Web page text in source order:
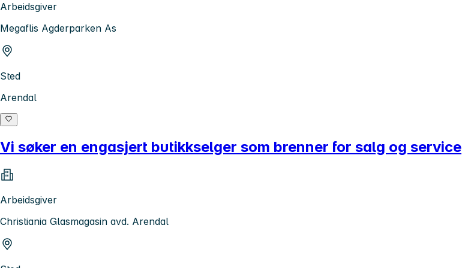
Arbeidsgiver
Megaflis Agderparken As
Sted
Arendal
Vi søker en engasjert butikkselger som brenner for salg og service
Arbeidsgiver
Christiania Glasmagasin avd. Arendal